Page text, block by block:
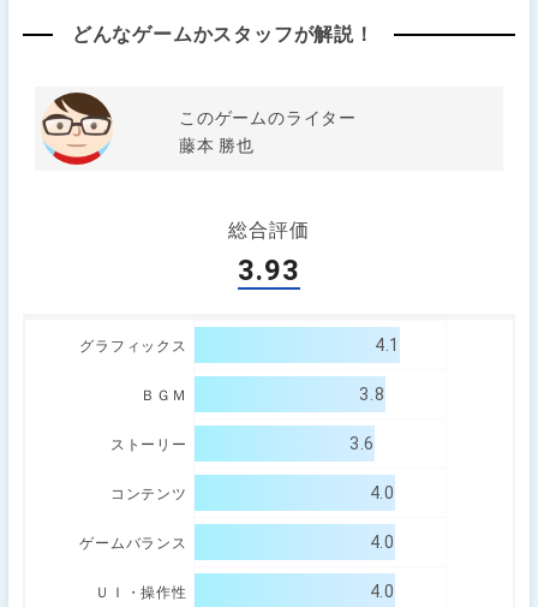
どんなゲームかスタッフが解説！
このゲームのライター
藤本 勝也
総合評価
3.93
グラフィックス 4.1
ＢＧＭ 3.8
ストーリー 3.6
コンテンツ 4.0
ゲームバランス 4.0
ＵＩ・操作性 4.0